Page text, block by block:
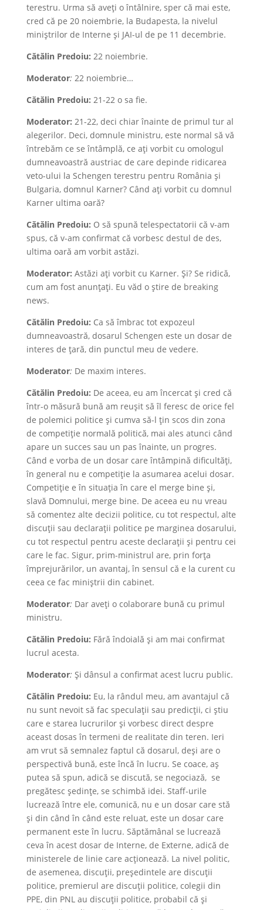
terestru. Urma să aveți o întâlnire, sper că mai este,
cred că pe 20 noiembrie, la Budapesta, la nivelul
miniștrilor de Interne și JAI-ul de pe 11 decembrie.
Cătălin Predoiu: 22 noiembrie.
Moderator: 22 noiembrie…
Cătălin Predoiu: 21-22 o sa fie.
Moderator: 21-22, deci chiar înainte de primul tur al
alegerilor. Deci, domnule ministru, este normal să vă
întrebăm ce se întâmplă, ce ați vorbit cu omologul
dumneavoastră austriac de care depinde ridicarea
veto-ului la Schengen terestru pentru România și
Bulgaria, domnul Karner? Când ați vorbit cu domnul
Karner ultima oară?
Cătălin Predoiu: O să spună telespectatorii că v-am
spus, că v-am confirmat că vorbesc destul de des,
ultima oară am vorbit astăzi.
Moderator: Astăzi ați vorbit cu Karner. Și? Se ridică,
cum am fost anunțați. Eu văd o știre de breaking
news.
Cătălin Predoiu: Ca să îmbrac tot expozeul
dumneavoastră, dosarul Schengen este un dosar de
interes de țară, din punctul meu de vedere.
Moderator: De maxim interes.
Cătălin Predoiu: De aceea, eu am încercat și cred că
într-o măsură bună am reușit să îl feresc de orice fel
de polemici politice și cumva să-l țin scos din zona
de competiție normală politică, mai ales atunci când
apare un succes sau un pas înainte, un progres.
Când e vorba de un dosar care întâmpină dificultăți,
în general nu e competiție la asumarea acelui dosar.
Competiție e în situația în care el merge bine și,
slavă Domnului, merge bine. De aceea eu nu vreau
să comentez alte decizii politice, cu tot respectul, alte
discuții sau declarații politice pe marginea dosarului,
cu tot respectul pentru aceste declarații și pentru cei
care le fac. Sigur, prim-ministrul are, prin forța
împrejurărilor, un avantaj, în sensul că e la curent cu
ceea ce fac miniștrii din cabinet.
Moderator: Dar aveți o colaborare bună cu primul
ministru.
Cătălin Predoiu: Fără îndoială și am mai confirmat
lucrul acesta.
Moderator: Și dânsul a confirmat acest lucru public.
Cătălin Predoiu: Eu, la rândul meu, am avantajul că
nu sunt nevoit să fac speculații sau predicții, ci știu
care e starea lucrurilor și vorbesc direct despre
aceast dosas în termeni de realitate din teren. Ieri
am vrut să semnalez faptul că dosarul, deși are o
perspectivă bună, este încă în lucru. Se coace, aș
putea să spun, adică se discută, se negociază, se
pregătesc ședințe, se schimbă idei. Staff-urile
lucrează între ele, comunică, nu e un dosar care stă
și din când în când este reluat, este un dosar care
permanent este în lucru. Săptămânal se lucrează
ceva în acest dosar de Interne, de Externe, adică de
ministerele de linie care acționează. La nivel politic,
de asemenea, discuții, președintele are discuții
politice, premierul are discuții politice, colegii din
PPE, din PNL au discuții politice, probabil că și